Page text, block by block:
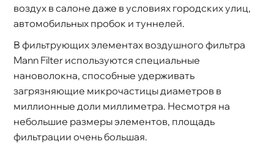
оздух в салоне даже в условиях городских улиц,
автомобильных пробок и туннелей.
фильтрующих элементах воздушного фильтра
Mann Filter используются специальные
нановолокна, способные удерживать
загрязняющие микрочастицы диаметро
миллионные доли миллиметра. Несмотря на
небольшие размеры элементов, площадь
фильтрации очень большая.